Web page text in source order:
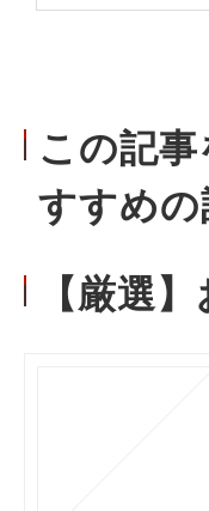
この記
すすめ
【厳選